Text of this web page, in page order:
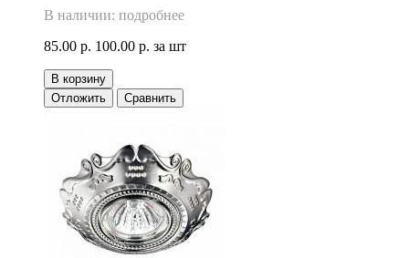
В наличии: подробнее
85.00 р. 100.00 р. за шт
В корзину
Отложить
Сравнить